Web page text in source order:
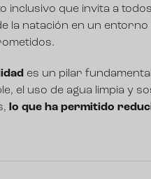
inclusivo que invita a
la natación en un
es un pilar
el uso de agua limpia y
lo que ha permitido